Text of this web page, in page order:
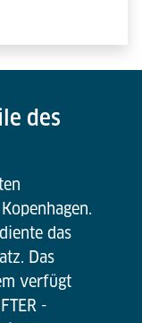
des
das
Das
verfügt
-